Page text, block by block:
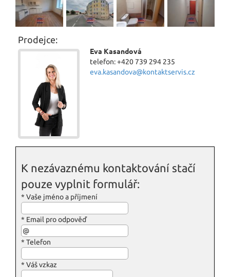
Prodejce:
Eva Kasandová
telefon: +420 739 294 235
eva.kasandova@kontaktservis.cz
K nezávaznému kontaktování stačí
pouze vyplnit formulář:
* Vaše jméno a příjmení
* Email pro odpověď
* Telefon
* Váš vzkaz